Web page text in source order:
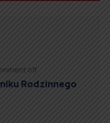
off
Rodzinnego